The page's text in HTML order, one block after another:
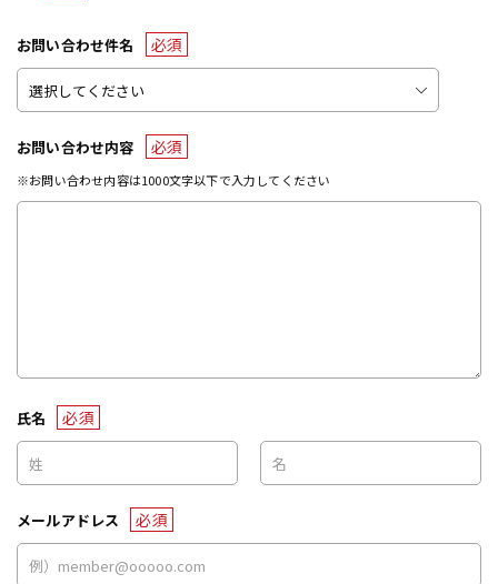
お問い合わせ件名 必須
お問い合わせ内容 必須
※お問い合わせ内容は1000文字以下で入力してください
氏名 必須
メールアドレス 必須